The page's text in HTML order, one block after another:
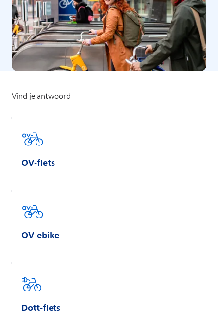
OV-fiets
OV-ebike
Dott-fiets